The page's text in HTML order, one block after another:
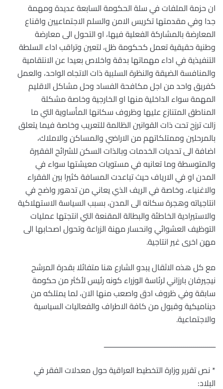
ان حزمة الملفات في سلة الحكومة السابعة عديدة ومهمة
جدا وفي مقدمتها تكريس الامن والسلم الاجتماعيين واقناع
المعارضة بالمشاركة الفعلية فيها، او التحول الى معارضة
وطنية حقيقية تعمل كحكومة ظل، لتعين وتراقب اداء السلطة
التنفيذية في اداء مهماتها بدقة واخلاص بعيدا عن الانتقامية
والمنافسة الضيقة والنظرة السلبية ذات الاتجاه الواحد، والعمل
كفريق واحد من اجل مكافحة الفساد وحل مشاكل الاقليم
المهمة سواء الداخلية منها او الخارجية وخاصة مشكلة
المناطق المتنازع عليها وظروف سكانها المأساوية التي ما
زالت ترزح تحت ذات القوانين الظالمة للتعريب وخاصة فيما يتعلق
بالمرحلين وممتلكاتهم من الاراضي والمساكن والاملاك،
اضافة الى تحديات الخدمات وبالذات السكن للشرائح الفقيرة
والمتوسطة وما تعانيه في مستويات معيشتها سواء في
المدن او في الارياف حيث تباعدت المسافة كثيرا بين الفقراء
والاغنياء، وخاصة في الريف الذي يعاني من تدهور واضح في
انتاجياته وهجرة سكانه الى المدن، بسبب السياسة الاستهلاكية
والاستيرادية الخاطئة والبطالة المقنعة التي انتجتها عمليات
التوظيف العشوائي وانحسار مهنة الزراعة وتحول اصحابها الى
مهن اخرى غير انتاجية.
مع كل هذه الاثقال يبدو الشارع هنا متفائلا بقدرة المرشح
نيجيرفان بارزاني لرئاسة الوزراء كونه رئيس لأكثر من حكومة
سابقة وفي ظروف ادق واصعب منها الان، لما يمتلكه من
ديناميكية وقبول من كافة الاطراف والفعاليات السياسية
والاجتماعية.
ــــــــــــــــــــــــــــــــــــــــــــــــــــــــ
* نص تقرير وزارة التخطيط العراقية حول معدلات الفقر في
البلاد: